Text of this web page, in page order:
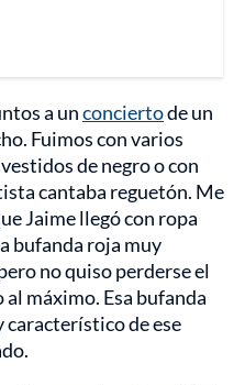
a unconciertode un
Fuimos con varios
de negro o con
cantaba reguetón. Me
Jaime llegó con ropa
bufanda roja muy
no quiso perderse el
máximo. Esa bufanda
característico de ese